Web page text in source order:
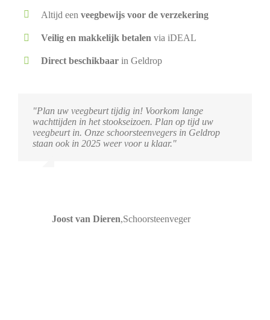
Altijd eenveegbewijs voor de verzekering
Veilig en makkelijk betalen via iDEAL
Direct beschikbaar in Geldrop
"Plan uw veegbeurt tijdig in! Voorkom lange
wachttijden in het stookseizoen. Plan op tijd uw
veegbeurt in. Onze schoorsteenvegers in Geldrop
staan ook in 2025 weer voor u klaar."
Joost van Dieren,Schoorsteenveger